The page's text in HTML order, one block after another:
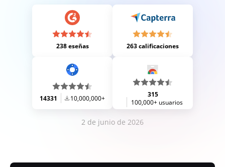
238 eseñas 263 calificaciones
14331 10,000,000+
315
100,000+ usuarios
2 de junio de 2026